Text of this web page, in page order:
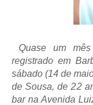
Quase um
registrado em
sábado (14 de
de Sousa, de 22
bar na Avenida